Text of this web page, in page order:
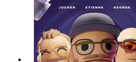
nicht. Ach ja, und passt in
Finger reinsteckt. Manchmal
was draufsteht.